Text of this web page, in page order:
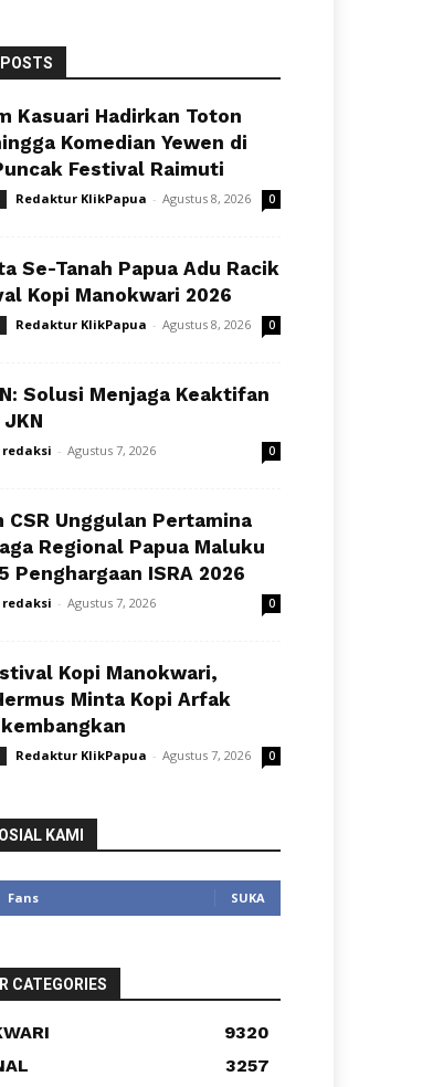
Kasuari Hadirkan Toton
Komedian Yewen di
Festival Raimuti
Redaktur KlikPapua - Agustus 8, 2026 0
Se-Tanah Papua Adu Racik
Kopi Manokwari 2026
Redaktur KlikPapua - Agustus 8, 2026 0
Solusi Menjaga Keaktifan
redaksi - Agustus 7, 2026 0
CSR Unggulan Pertamina
Regional Papua Maluku
Penghargaan ISRA 2026
redaksi - Agustus 7, 2026 0
Kopi Manokwari,
Minta Kopi Arfak
Redaktur KlikPapua - Agustus 7, 2026 0
KAMI
Fans SUKA
CATEGORIES
9320
3257